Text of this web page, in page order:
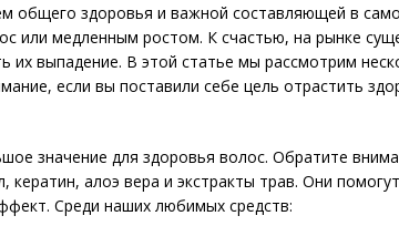
общего здоровья и важной составляющей в
или медленным ростом. К счастью, на рынке
их выпадение. В этой статье мы рассмотрим
если вы поставили себе цель отрастить
значение для здоровья волос. Обратите
алоэ вера и экстракты трав. Они
Среди наших любимых средств: